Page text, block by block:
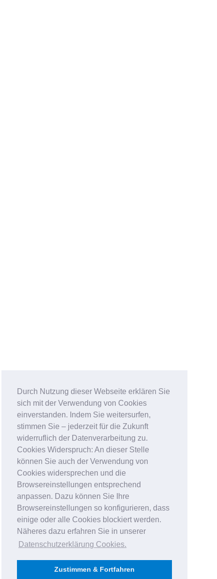
Durch Nutzung dieser Webseite erklären Sie
sich mit der Verwendung von Cookies
einverstanden. Indem Sie weitersurfen,
stimmen Sie – jederzeit für die Zukunft
widerruflich der Datenverarbeitung zu.
Cookies Widerspruch: An dieser Stelle
können Sie auch der Verwendung von
Cookies widersprechen und die
Browsereinstellungen entsprechend
anpassen. Dazu können Sie Ihre
Browsereinstellungen so konfigurieren, dass
einige oder alle Cookies blockiert werden.
Näheres dazu erfahren Sie in unserer
Datenschutzerklärung Cookies.
Zustimmen & Fortfahren